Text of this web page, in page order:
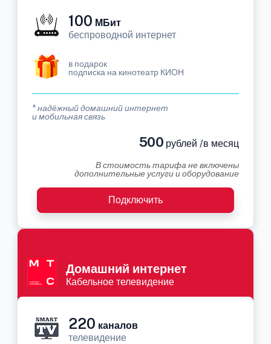
100 МБит
беспроводной интернет
в подарок
подписка на кинотеатр КИОН
* надёжный домашний интернет
и мобильная связь
500 рублей /в месяц
В стоимость тарифа не включены
дополнительные услуги и оборудование
Подключить
Домашний интернет
Кабельное телевидение
220 каналов
телевидение